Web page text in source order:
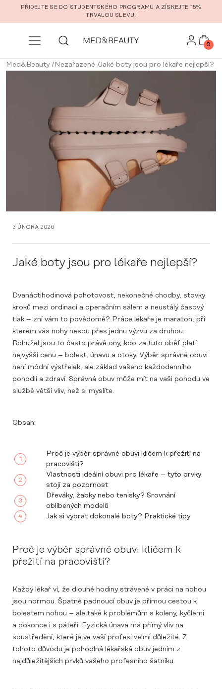
Přeskočit na hlavní obsah
PŘIDEJTE SE DO STUDENTSKÉHO PROGRAMU A ZÍSKEJTE 15%
TRVALOU SLEVU!
0
Med&Beauty/ Nezařazené /Jaké boty jsou pro lékaře nejlepší?
3 ÚNORA 2026
Jaké boty jsou pro lékaře nejlepší?
Dvanáctihodinová pohotovost, nekonečné chodby, stovky
kroků mezi ordinací a operačním sálem a neustálý časový
tlak – zní vám to povědomě? Práce lékaře je maraton, při
kterém vás nohy nesou přes jednu výzvu za druhou.
Bohužel jsou to často právě ony, kdo za tuto oběť platí
nejvyšší cenu – bolest, únavu a otoky. Výběr správné obuvi
není módní výstřelek, ale základ vašeho každodenního
pohodlí a zdraví. Správná obuv může mít na vaši pohodu ve
službě větší vliv, než si myslíte.
Obsah:
Proč je výběr správné obuvi klíčem k přežití na
pracovišti?
Vlastnosti ideální obuvi pro lékaře – tyto prvky
stojí za pozornost
Dřeváky, žabky nebo tenisky? Srovnání
oblíbených modelů
Jak si vybrat dokonalé boty? Praktické tipy
Proč je výběr správné obuvi klíčem k
přežití na pracovišti?
Každý lékař ví, že dlouhé hodiny strávené v práci na nohou
jsou normou. Špatně padnoucí obuv je přímou cestou k
bolestem nohou – ale také k problémům s koleny, kyčlemi
a dokonce i s páteří. Fyzická únava má přímý vliv na
soustředění, které je ve vaší profesi velmi důležité. Z
tohoto důvodu je pohodlná lékařská obuv jedním z
nejdůležitějších prvků vašeho profesního šatníku.